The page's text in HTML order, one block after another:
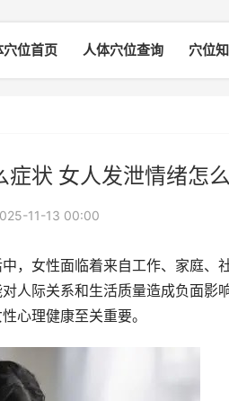
穴位首页 人体穴位查询 穴位
症状 女人发泄情绪怎
11-13 00:00
女性面临着来自工作、家庭、
人际关系和生活质量造成负面
心理健康至关重要。